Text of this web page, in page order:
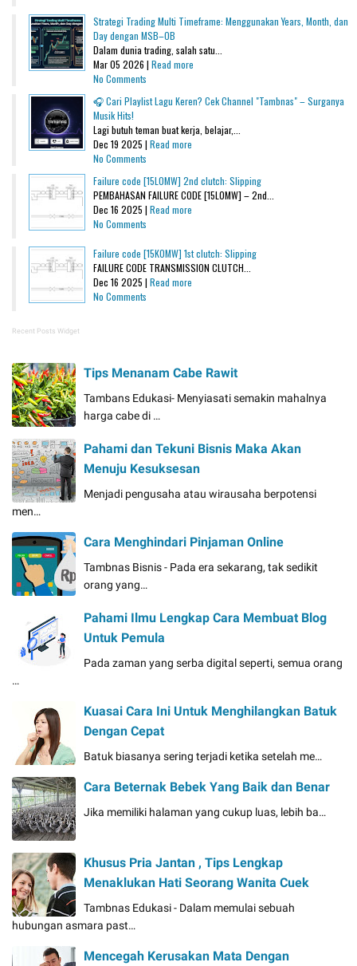
Strategi Trading Multi Timeframe: Menggunakan Years, Month, dan
Day dengan MSB–OB
Dalam dunia trading, salah satu...
Mar 05 2026 | Read more
No Comments
🎧 Cari Playlist Lagu Keren? Cek Channel "Tambnas" – Surganya
Musik Hits!
Lagi butuh teman buat kerja, belajar,...
Dec 19 2025 | Read more
No Comments
Failure code [15L0MW] 2nd clutch: Slipping
PEMBAHASAN FAILURE CODE [15L0MW] – 2nd...
Dec 16 2025 | Read more
No Comments
Failure code [15K0MW] 1st clutch: Slipping
FAILURE CODE TRANSMISSION CLUTCH...
Dec 16 2025 | Read more
No Comments
Recent Posts Widget
Tips Menanam Cabe Rawit
Tambans Edukasi- Menyiasati semakin mahalnya
harga cabe di …
Pahami dan Tekuni Bisnis Maka Akan
Menuju Kesuksesan
Menjadi pengusaha atau wirausaha berpotensi
men…
Cara Menghindari Pinjaman Online
Tambnas Bisnis - Pada era sekarang, tak sedikit
orang yang…
Pahami Ilmu Lengkap Cara Membuat Blog
Untuk Pemula
Pada zaman yang serba digital seperti, semua orang
…
Kuasai Cara Ini Untuk Menghilangkan Batuk
Dengan Cepat
Batuk biasanya sering terjadi ketika setelah me…
Cara Beternak Bebek Yang Baik dan Benar
Jika memiliki halaman yang cukup luas, lebih ba…
Khusus Pria Jantan , Tips Lengkap
Menaklukan Hati Seorang Wanita Cuek
Tambnas Edukasi - Dalam memulai sebuah
hubungan asmara past…
Mencegah Kerusakan Mata Dengan